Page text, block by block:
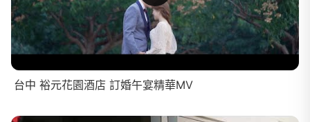
台中 裕元花園酒店 訂婚午宴精華MV